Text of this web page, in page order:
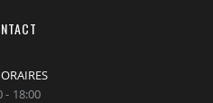
- 18:00